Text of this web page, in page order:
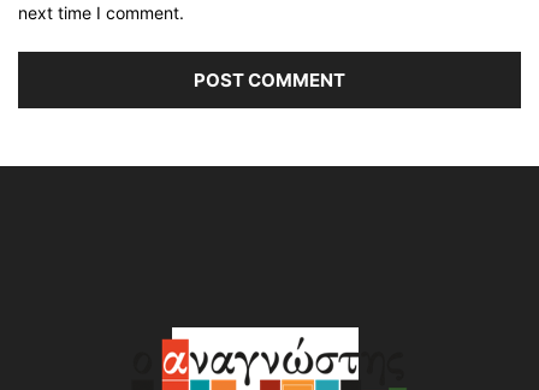
next time I comment.